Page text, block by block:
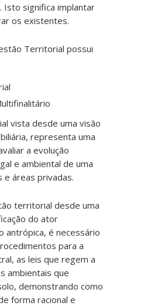
significa implantar
os existentes.
Territorial possui
vista desde uma visão
representa uma
a evolução
e ambiental de uma
e áreas privadas.
territorial desde uma
do ator
antrópica, é necessário
para a
as leis que regem a
ambientais que
demonstrando como
forma racional e